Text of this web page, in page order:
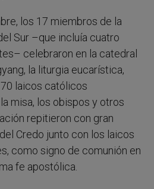
los 17 miembros de la
Sur –que incluía cuatro
celebraron en la catedral
la liturgia eucarística,
laicos católicos
misa, los obispos y otros
repitieron con gran
Credo junto con los laicos
como signo de comunión en
fe apostólica.